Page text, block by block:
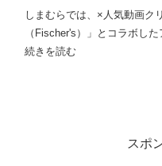
しまむらでは、×人気動画ク
（Fischer's）」とコラボし
続きを読む
スポ